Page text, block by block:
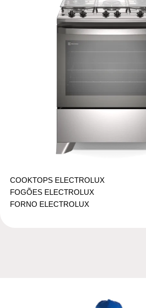
COOKTOPS ELECTROLUX
FOGÕES ELECTROLUX
FORNO ELECTROLUX